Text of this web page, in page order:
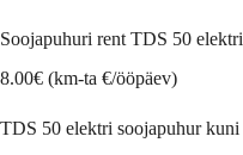
Soojapuhuri rent TDS 50
8.00€ (km-ta €/ööpäev)
TDS 50 elektri soojapuhur